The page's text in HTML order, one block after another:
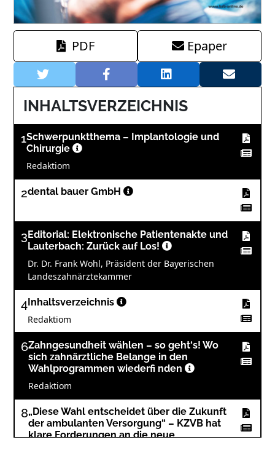
PDF Epaper
INHALTSVERZEICHNIS
1Schwerpunktthema – Implantologie und
Chirurgie
Redaktiom
2dental bauer GmbH
3 Editorial: Elektronische Patientenakte und
Lauterbach: Zurück auf Los!
Dr. Dr. Frank Wohl, Präsident der Bayerischen
Landeszahnärztekammer
4 Inhaltsverzeichnis
Redaktiom
6Zahngesundheit wählen – so geht‘s! Wo
sich zahnärztliche Belange in den
Wahlprogrammen wiederfi nden
Redaktiom
8„Diese Wahl entscheidet über die Zukunft
der ambulanten Versorgung“ – KZVB hat
klare Forderungen an die neue